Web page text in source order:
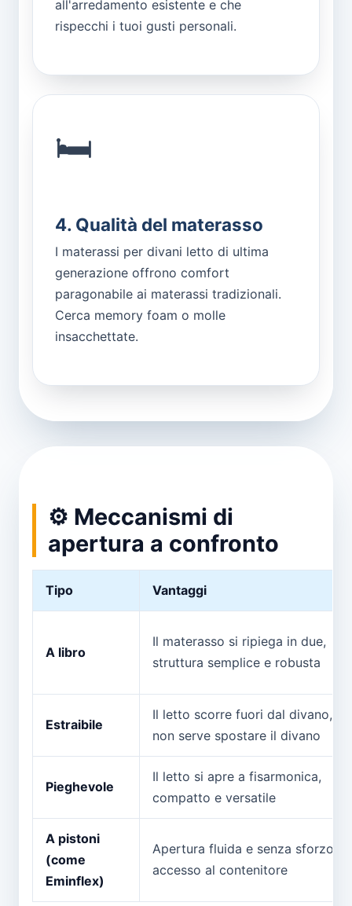
all'arredamento esistente e che
rispecchi i tuoi gusti personali.
🛏️
4. Qualità del materasso
I materassi per divani letto di ultima
generazione offrono comfort
paragonabile ai materassi tradizionali.
Cerca memory foam o molle
insacchettate.
⚙️ Meccanismi di
apertura a confronto
Tipo Vantaggi
A libro
Il materasso si ripiega in due,
struttura semplice e robusta
Estraibile
Il letto scorre fuori dal divano,
non serve spostare il divano
Pieghevole
Il letto si apre a fisarmonica,
compatto e versatile
A pistoni
(come
Eminflex)
Apertura fluida e senza sforzo,
accesso al contenitore